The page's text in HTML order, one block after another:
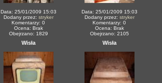
Data: 25/01/2009 15:03
Dodany przez: stryker
Komentarzy: 0
Ocena: Brak
Obejrzano: 1829
Data: 25/01/2009 15:03
Dodany przez: stryker
Komentarzy: 0
Ocena: Brak
Obejrzano: 2105
Wisła Wisła